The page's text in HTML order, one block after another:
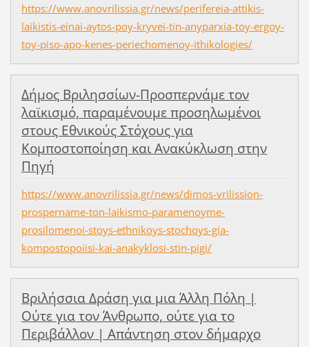
https://www.anovrilissia.gr/news/perifereia-attikis-
laikistis-einai-aytos-poy-kryvei-tin-anyparxia-toy-ergoy-
toy-piso-apo-kenes-periechomenoy-ithikologies/
Δήμος Βριλησσίων-Προσπερνάμε τον
λαϊκισμό, παραμένουμε προσηλωμένοι
στους Εθνικούς Στόχους για
Κομποστοποίηση και Ανακύκλωση στην
Πηγή
https://www.anovrilissia.gr/news/dimos-vrilission-
prospername-ton-laikismo-paramenoyme-
prosilomenoi-stoys-ethnikoys-stochoys-gia-
kompostopoiisi-kai-anakyklosi-stin-pigi/
Βριλήσσια Δράση για μια Άλλη Πόλη |
Ούτε για τον Άνθρωπο, ούτε για το
Περιβάλλον | Απάντηση στον δήμαρχο